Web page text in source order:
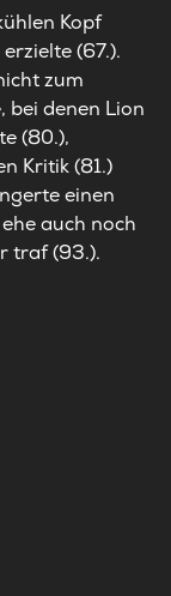
Kopf
(67.).
zum
bei denen Lion
(80.),
Kritik (81.)
einen
auch noch
traf (93.).